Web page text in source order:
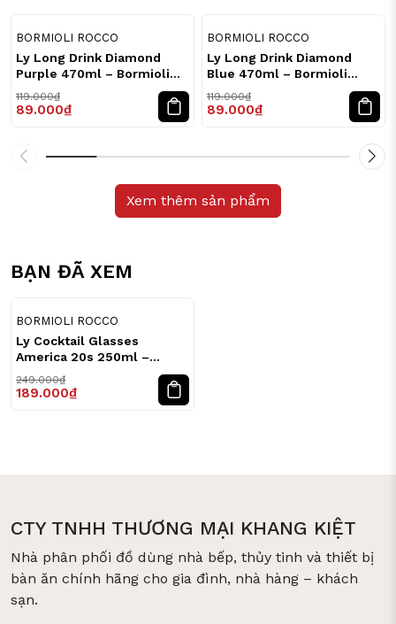
BORMIOLI ROCCO
Ly Long Drink Diamond
Purple 470ml – Bormioli
119.000₫
89.000₫
BORMIOLI ROCCO
Ly Long Drink Diamond
Blue 470ml – Bormioli
119.000₫
89.000₫
Xem thêm sản phẩm
BẠN ĐÃ XEM
BORMIOLI ROCCO
Ly Cocktail Glasses
America 20s 250ml –
Bormioli Rocco
249.000₫
189.000₫
CTY TNHH THƯƠNG MẠI KHANG KIỆT
Nhà phân phối đồ dùng nhà bếp, thủy tinh và thiết bị
bàn ăn chính hãng cho gia đình, nhà hàng – khách
sạn.